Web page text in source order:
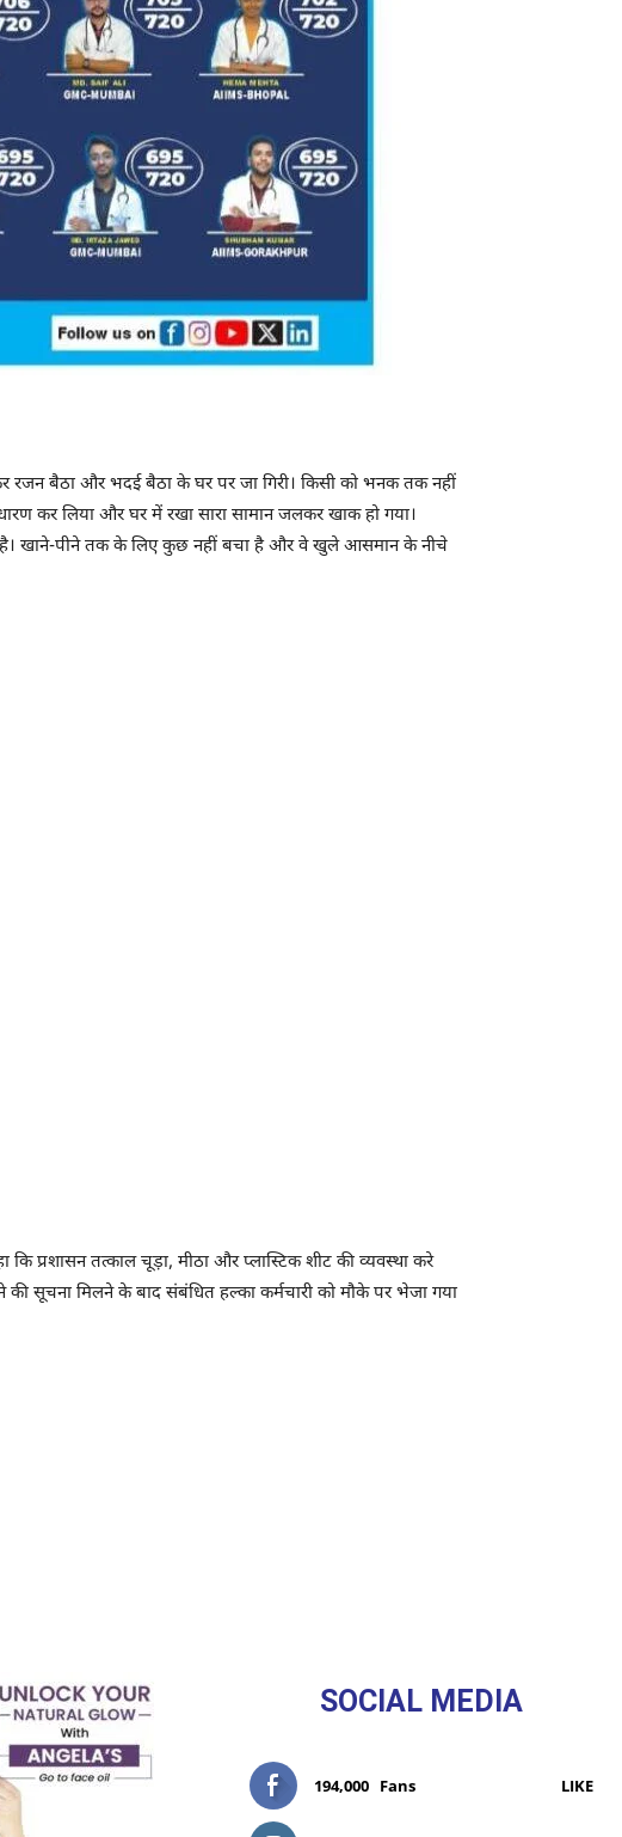
रजन बैठा और भदई बैठा के घर पर जा गिरी। किसी को भनक तक नहीं
कर लिया और घर में रखा सारा सामान जलकर खाक हो गया।
खाने-पीने तक के लिए कुछ नहीं बचा है और वे खुले आसमान के नीचे
कि प्रशासन तत्काल चूड़ा, मीठा और प्लास्टिक शीट की व्यवस्था करे
सूचना मिलने के बाद संबंधित हल्का कर्मचारी को मौके पर भेजा गया
SOCIAL MEDIA
194,000 Fans LIKE